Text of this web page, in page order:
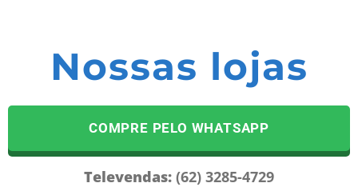
Nossas lojas
COMPRE PELO WHATSAPP
Televendas: (62) 3285-4729